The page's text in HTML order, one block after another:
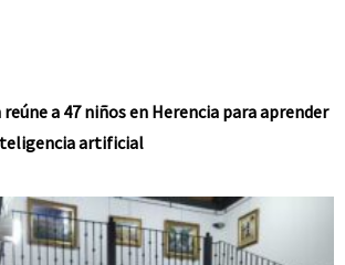
a 47 niños en Herencia para aprender
artificial